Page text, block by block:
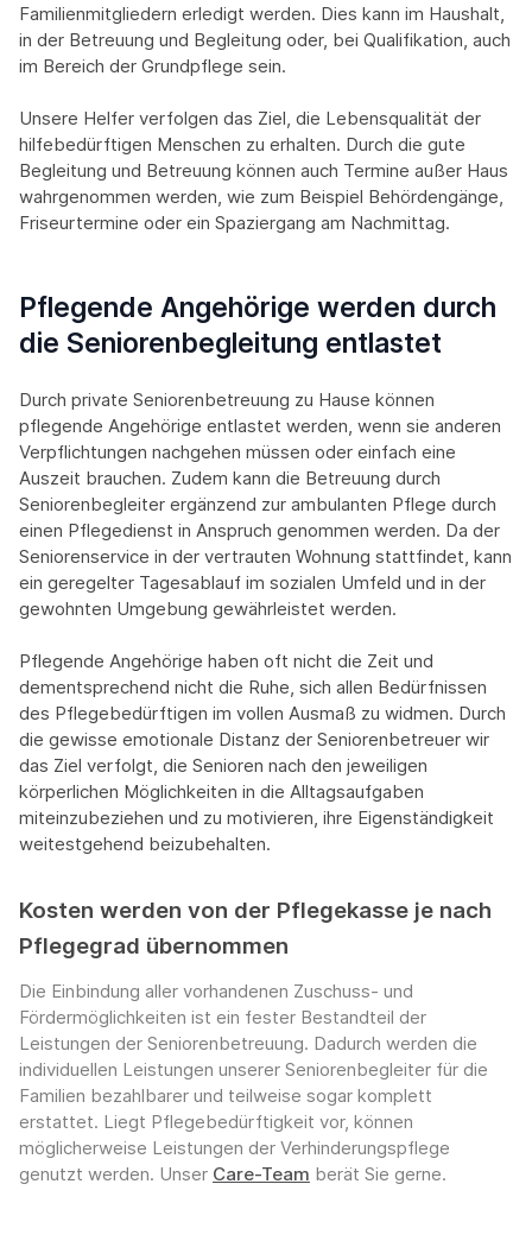
Familienmitgliedern erledigt werden. Dies kann im Haushalt,
in der Betreuung und Begleitung oder, bei Qualifikation, auch
im Bereich der Grundpflege sein.
Unsere Helfer verfolgen das Ziel, die Lebensqualität der
hilfebedürftigen Menschen zu erhalten. Durch die gute
Begleitung und Betreuung können auch Termine außer Haus
wahrgenommen werden, wie zum Beispiel Behördengänge,
Friseurtermine oder ein Spaziergang am Nachmittag.
Pflegende Angehörige werden durch
die Seniorenbegleitung entlastet
Durch private Seniorenbetreuung zu Hause können
pflegende Angehörige entlastet werden, wenn sie anderen
Verpflichtungen nachgehen müssen oder einfach eine
Auszeit brauchen. Zudem kann die Betreuung durch
Seniorenbegleiter ergänzend zur ambulanten Pflege durch
einen Pflegedienst in Anspruch genommen werden. Da der
Seniorenservice in der vertrauten Wohnung stattfindet, kann
ein geregelter Tagesablauf im sozialen Umfeld und in der
gewohnten Umgebung gewährleistet werden.
Pflegende Angehörige haben oft nicht die Zeit und
dementsprechend nicht die Ruhe, sich allen Bedürfnissen
des Pflegebedürftigen im vollen Ausmaß zu widmen. Durch
die gewisse emotionale Distanz der Seniorenbetreuer wir
das Ziel verfolgt, die Senioren nach den jeweiligen
körperlichen Möglichkeiten in die Alltagsaufgaben
miteinzubeziehen und zu motivieren, ihre Eigenständigkeit
weitestgehend beizubehalten.
Kosten werden von der Pflegekasse je nach
Pflegegrad übernommen
Die Einbindung aller vorhandenen Zuschuss- und
Fördermöglichkeiten ist ein fester Bestandteil der
Leistungen der Seniorenbetreuung. Dadurch werden die
individuellen Leistungen unserer Seniorenbegleiter für die
Familien bezahlbarer und teilweise sogar komplett
erstattet. Liegt Pflegebedürftigkeit vor, können
möglicherweise Leistungen der Verhinderungspflege
genutzt werden. Unser Care-Team berät Sie gerne.